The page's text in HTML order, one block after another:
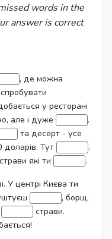
words in the
answer is correct
, де можна
у ресторані
але і дуже
.
та десерт - усе
Тут
.
які ти
.
У центрі Києва ти
, борщ,
страви.